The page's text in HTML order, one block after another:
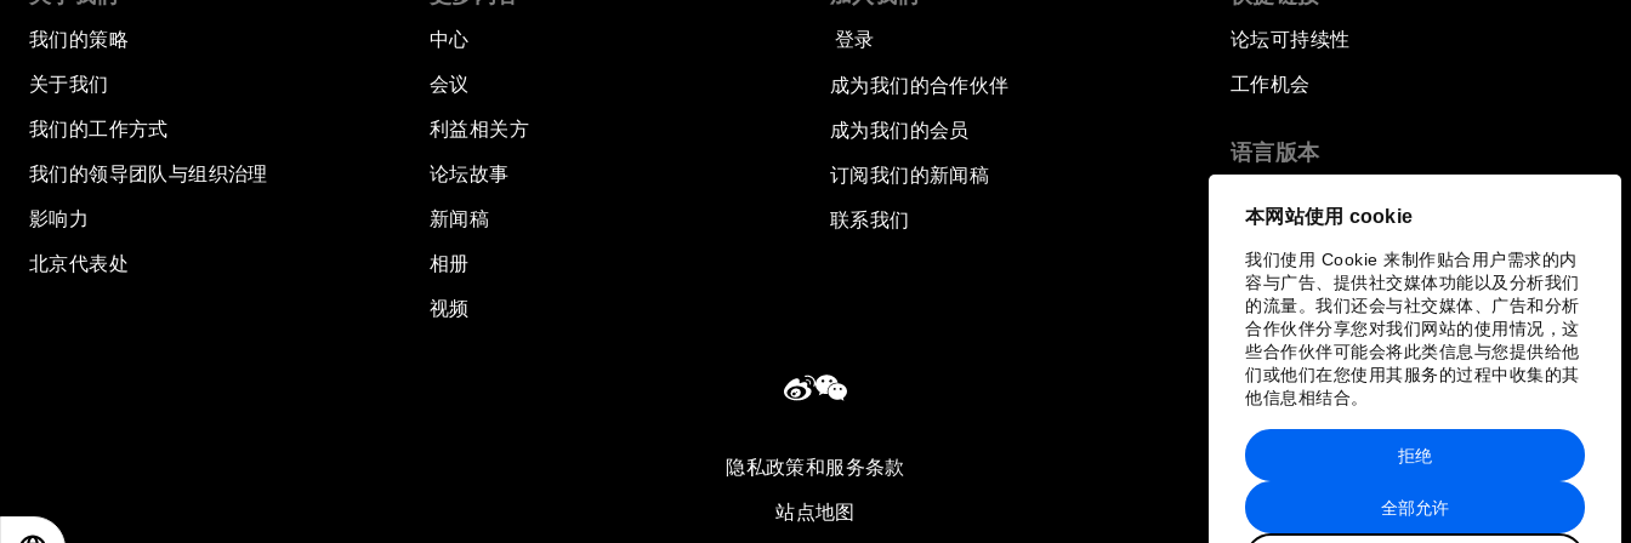
本网站使用 cookie
我们使用 Cookie 来制作贴合用户需求的内
容与广告、提供社交媒体功能以及分析我们
的流量。我们还会与社交媒体、广告和分析
合作伙伴分享您对我们网站的使用情况，这
些合作伙伴可能会将此类信息与您提供给他
们或他们在您使用其服务的过程中收集的其
他信息相结合。
全部允许
拒绝
我们的策略
关于我们
我们的工作方式
我们的领导团队与组织治理
影响力
北京代表处
中心
会议
利益相关方
论坛故事
新闻稿
相册
视频
登录
成为我们的合作伙伴
成为我们的会员
订阅我们的新闻稿
联系我们
论坛可持续性
工作机会
语言版本
隐私政策和服务条款
站点地图